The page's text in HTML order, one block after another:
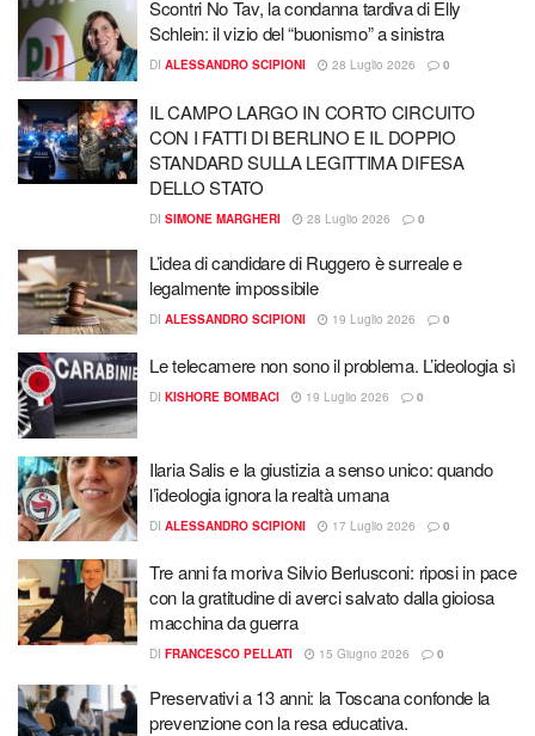
Scontri No Tav, la condanna tardiva di Elly
Schlein: il vizio del “buonismo” a sinistra
DI ALESSANDRO SCIPIONI 28 Luglio 2026 0
IL CAMPO LARGO IN CORTO CIRCUITO
CON I FATTI DI BERLINO E IL DOPPIO
STANDARD SULLA LEGITTIMA DIFESA
DELLO STATO
DI SIMONE MARGHERI 28 Luglio 2026 0
L’idea di candidare di Ruggero è surreale e
legalmente impossibile
DI ALESSANDRO SCIPIONI 19 Luglio 2026 0
Le telecamere non sono il problema. L’ideologia sì
DI KISHORE BOMBACI 19 Luglio 2026 0
Ilaria Salis e la giustizia a senso unico: quando
l’ideologia ignora la realtà umana
DI ALESSANDRO SCIPIONI 17 Luglio 2026 0
Tre anni fa moriva Silvio Berlusconi: riposi in pace
con la gratitudine di averci salvato dalla gioiosa
macchina da guerra
DI FRANCESCO PELLATI 15 Giugno 2026 0
Preservativi a 13 anni: la Toscana confonde la
prevenzione con la resa educativa.